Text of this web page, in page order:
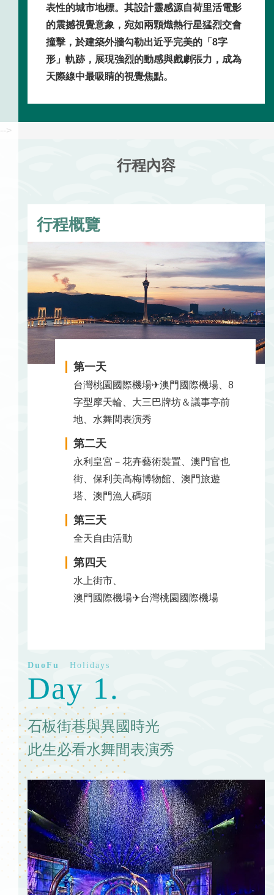
表性的城市地標。其設計靈感源自荷里活電影
的震撼視覺意象，宛如兩顆熾熱行星猛烈交會
撞擊，於建築外牆勾勒出近乎完美的「8字
形」軌跡，展現強烈的動感與戲劇張力，成為
天際線中最吸睛的視覺焦點。
-->
行程內容
行程概覽
第一天
台灣桃園國際機場✈澳門國際機場、8
字型摩天輪、大三巴牌坊＆議事亭前
地、水舞間表演秀
第二天
永利皇宮－花卉藝術裝置、澳門官也
街、保利美高梅博物館、澳門旅遊
塔、澳門漁人碼頭
第三天
全天自由活動
第四天
水上街市、
澳門國際機場✈台灣桃園國際機場
Day 1.
石板街巷與異國時光
此生必看水舞間表演秀